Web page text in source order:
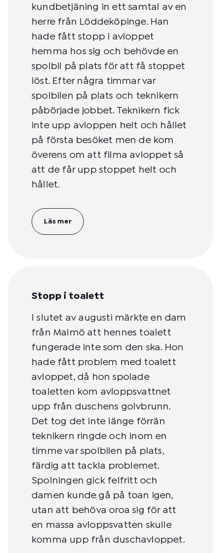
kundbetjäning in ett samtal av en
herre från Löddeköpinge. Han
hade fått stopp i avloppet
hemma hos sig och behövde en
spolbil på plats för att få stoppet
löst. Efter några timmar var
spolbilen på plats och teknikern
påbörjade jobbet. Teknikern fick
inte upp avloppen helt och hållet
på första besöket men de kom
överens om att filma avloppet så
att de får upp stoppet helt och
hållet.
Läs mer
Stopp i toalett
I slutet av augusti märkte en dam
från Malmö att hennes toalett
fungerade inte som den ska. Hon
hade fått problem med toalett
avloppet, då hon spolade
toaletten kom avloppsvattnet
upp från duschens golvbrunn.
Det tog det inte länge förrän
teknikern ringde och inom en
timme var spolbilen på plats,
färdig att tackla problemet.
Spolningen gick felfritt och
damen kunde gå på toan igen,
utan att behöva oroa sig för att
en massa avloppsvatten skulle
komma upp från duschavloppet.